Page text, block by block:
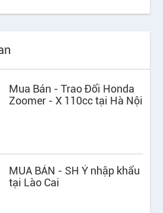
Mua Bán - Trao Đổi Honda
Zoomer - X 110cc tại Hà Nội
MUA BÁN - SH Ý nhập khẩu
tại Lào Cai